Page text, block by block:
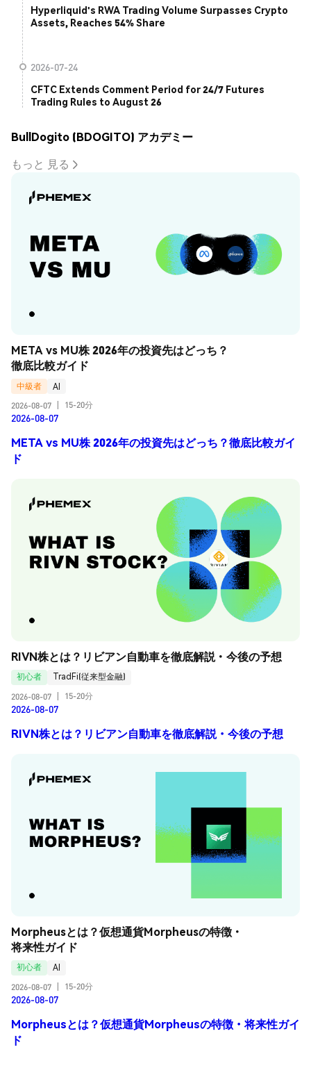
Hyperliquid's RWA Trading Volume Surpasses Crypto
Assets, Reaches 54% Share
2026-07-24
CFTC Extends Comment Period for 24/7 Futures
Trading Rules to August 26
BullDogito (BDOGITO) アカデミー
もっと 見る
META vs MU株 2026年の投資先はどっち？
徹底比較ガイド
中級者
AI
2026-08-07
15-20分
2026-08-07
META vs MU株 2026年の投資先はどっち？徹底比較ガイ
ド
RIVN株とは？リビアン自動車を徹底解説・今後の予想
初心者
TradFi(従来型金融)
2026-08-07
15-20分
2026-08-07
RIVN株とは？リビアン自動車を徹底解説・今後の予想
Morpheusとは？仮想通貨Morpheusの特徴・
将来性ガイド
初心者
AI
2026-08-07
15-20分
2026-08-07
Morpheusとは？仮想通貨Morpheusの特徴・将来性ガイ
ド